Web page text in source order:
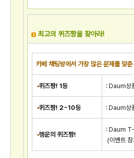
최고의 퀴즈짱을 찾아라!
카페 채팅방에서 가장 많은 문제를 맞
퀴즈짱! 1등 : Daum상
퀴즈짱! 2~10등 : Daum상
행운의 퀴즈짱!
: Daum
(이벤트